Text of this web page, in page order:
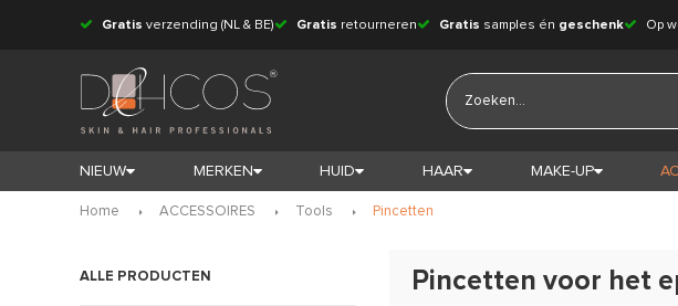
Gratis verzending (NL & BE) Gratis retourneren Gratis samples én geschenk Op
NIEUW MERKEN HUID HAAR MAKE-UP
Home ACCESSOIRES Tools Pincetten
ALLE PRODUCTEN Pincetten voor het